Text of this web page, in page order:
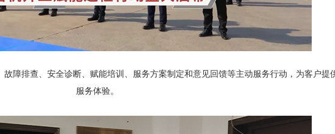
障排查、安全诊断、赋能培训、服务方案制定和意见回馈等主动服务行动，为客户提
服务体验。